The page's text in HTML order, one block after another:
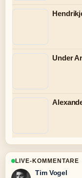
Under
LIVE-KOMMENTARE
Tim Vogel